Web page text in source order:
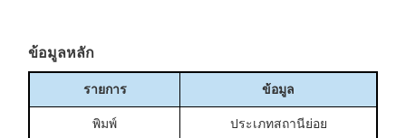
ข้อมูลหลัก
รายการ ข้อมูล
พิมพ์ ประเภทสถานีย่อย